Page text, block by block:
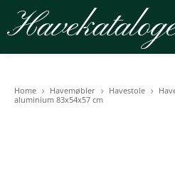
Home Havemøbler Havestole
aluminium 83x54x57 cm